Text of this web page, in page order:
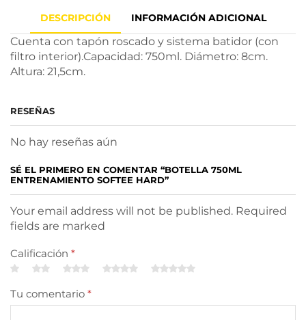
DESCRIPCIÓN INFORMACIÓN ADICIONAL
Cuenta con tapón roscado y sistema batidor (con
filtro interior).Capacidad: 750ml. Diámetro: 8cm.
Altura: 21,5cm.
RESEÑAS
No hay reseñas aún
SÉ EL PRIMERO EN COMENTAR “BOTELLA 750ML
ENTRENAMIENTO SOFTEE HARD”
Your email address will not be published. Required
fields are marked
Calificación *
Tu comentario *